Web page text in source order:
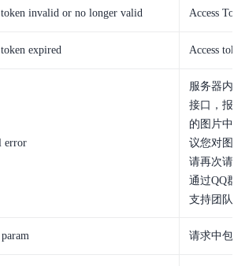
token invalid or no longer valid Access
expired Access
error
服务器内
接口，报
的图片中
议您对图
请再次请
通过QQ群
支持团队。
请求中包